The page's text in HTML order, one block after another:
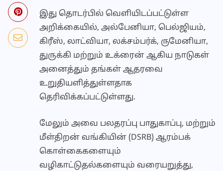
இது தொடர்பில் வெளியிடப்பட்டுள்ள
அறிக்கையில், அல்பேனியா, பெல்ஜியம்,
கிரீஸ், லாட்வியா, லக்சம்பர்க், ருமேனியா,
துருக்கி மற்றும் உக்ரைன் ஆகிய நாடுகள்
அனைத்தும் தங்கள் ஆதரவை
உறுதியளித்துள்ளதாக
தெரிவிக்கப்பட்டுள்ளது.
மேலும் அவை பலதரப்பு பாதுகாப்பு, மற்றும்
மீள்திறன் வங்கியின் (DSRB) ஆரம்பக்
கொள்கைகளையும்
வழிகாட்டுதல்களையும் வரையறுத்து,